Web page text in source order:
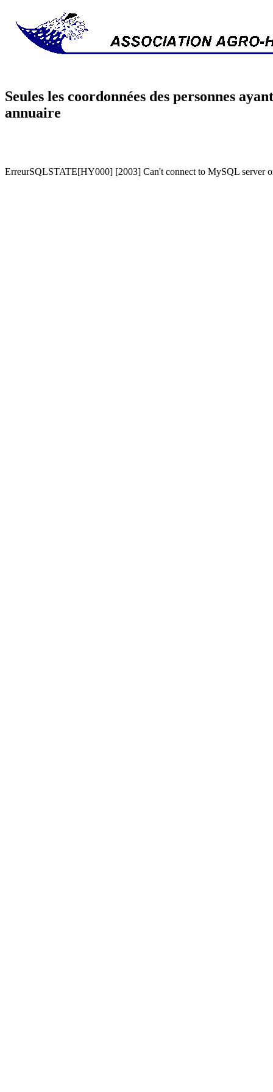
Seules les coordonnées des personnes
annuaire
ErreurSQLSTATE[HY000] [2003] Can't connect to MySQL server